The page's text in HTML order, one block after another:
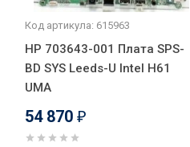
Код артикула: 615963
HP 703643-001 Плата SPS-
BD SYS Leeds-U Intel H61
UMA
54 870 ₽